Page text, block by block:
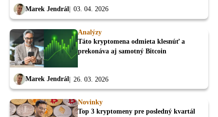
Marek Jendrál 03. 04. 2026
Analýzy
Táto kryptomena odmieta klesnúť a
prekonáva aj samotný Bitcoin
Marek Jendrál 26. 03. 2026
Novinky
Top 3 kryptomeny pre posledný kvartál